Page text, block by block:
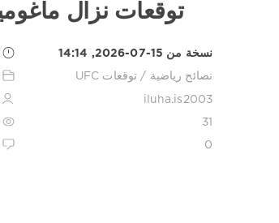
توقعات نزال
نسخة من 15-07-2026, 14:14
نصائح رياضية / توقعات UFC
iluha.is2003
31
0